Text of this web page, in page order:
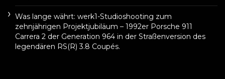
Was lange währt: werk1-Studioshooting zum
zehnjährigen Projektjubiläum – 1992er Porsche 911
Carrera 2 der Generation 964 in der Straßenversion des
legendären RS(R) 3.8 Coupés.